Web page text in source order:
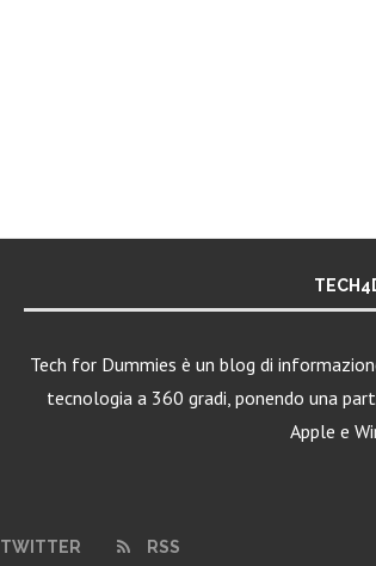
Tech for Dummies è un blog di
tecnologia a 360 gradi, ponendo una
Apple e
TWITTER RSS